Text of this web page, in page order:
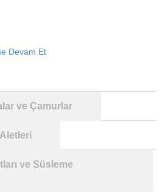
Devam Et
ve Çamurlar
ve Süsleme